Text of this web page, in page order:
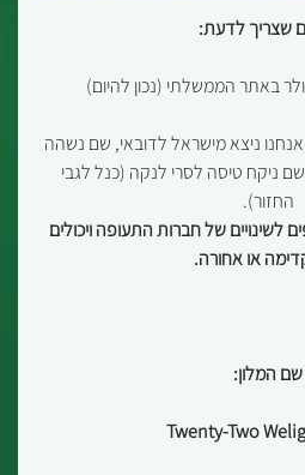
שצריך לדעת:
אנחנו ניצא מישראל לדובאי, שם נשהה
3-5 שעות ומשם ניקח טיסה לסרי לנקה (כנל לגבי
החזור).
לשינויים של חברות התעופה ויכולים
או אחורה.
שם המלון:
Twenty-Two